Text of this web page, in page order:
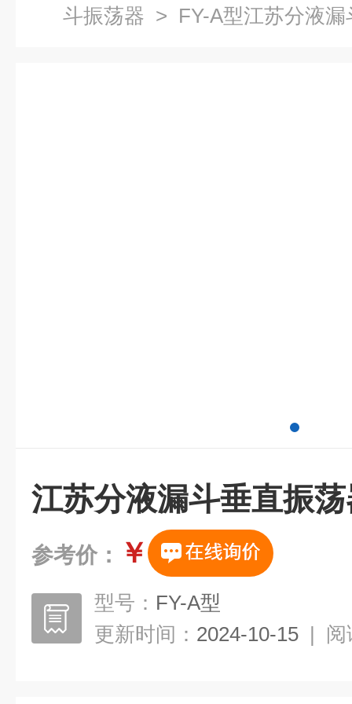
斗振荡器 > FY-A型江苏分液
江苏分液漏斗垂直振
参考价： ￥
型号： FY-A型
更新时间： 2024-10-15 | 阅